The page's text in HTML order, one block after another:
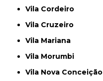
Vila Cordeiro
Vila Cruzeiro
Vila Mariana
Vila Morumbi
Vila Nova Conceição